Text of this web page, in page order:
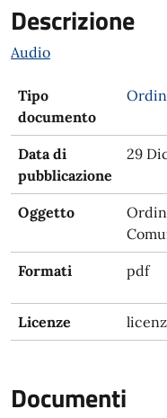
Descrizione
Audio
Tipo
documento
Data di
pubblicazione
29
Oggetto
Formati pdf
Licenze
Documenti